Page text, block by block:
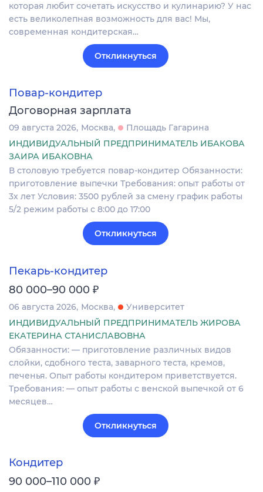
которая любит сочетать искусство и кулинарию? У нас
есть великолепная возможность для вас! Мы,
современная кондитерская…
Откликнуться
Повар-кондитер
Договорная зарплата
09 августа 2026 Москва
Площадь Гагарина
ИНДИВИДУАЛЬНЫЙ ПРЕДПРИНИМАТЕЛЬ ИБАКОВА
ЗАИРА ИБАКОВНА
В столовую требуется повар-кондитер Обязанности:
приготовление выпечки Требования: опыт работы от
3х лет Условия: 3500 рублей за смену график работы
5/2 режим работы с 8:00 до 17:00
Откликнуться
Пекарь-кондитер
80 000–90 000 ₽
06 августа 2026 Москва
Университет
ИНДИВИДУАЛЬНЫЙ ПРЕДПРИНИМАТЕЛЬ ЖИРОВА
ЕКАТЕРИНА СТАНИСЛАВОВНА
Обязанности: — приготовление различных видов
слойки, сдобного теста, заварного теста, кремов,
печенья. Опыт работы кондитером приветствуется.
Требования: — опыт работы с венской выпечкой от 6
месяцев…
Откликнуться
Кондитер
90 000–110 000 ₽